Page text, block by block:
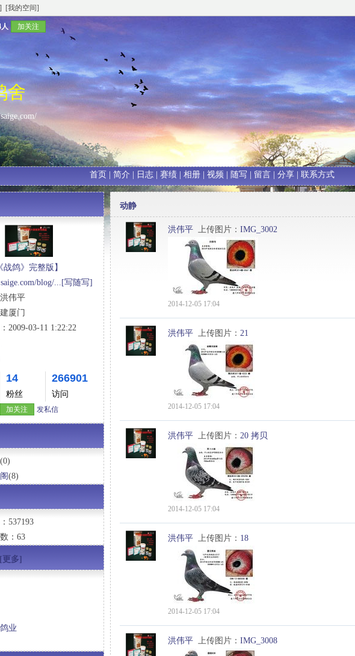
[我的空间]
人 加关注
舍
首页 简介 日志| 赛绩| 相册| 视频 随写 留言| 分享| 联系方式
战鸽》完整版】
blog/...[写随写]
洪伟平
厦门
2009-03-11 1:22:22
14
粉丝
266901
访问
加关注 发私信
(0)
(8)
537193
：63
[更多]
业
动静
洪伟平 上传图片： IMG_3002
2014-12-05 17:04
洪伟平 上传图片： 21
2014-12-05 17:04
洪伟平 上传图片： 20 拷贝
2014-12-05 17:04
洪伟平 上传图片： 18
2014-12-05 17:04
洪伟平 上传图片： IMG_3008